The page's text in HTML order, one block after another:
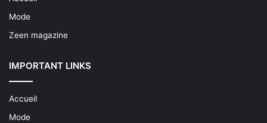
Mode
Zeen magazine
IMPORTANT LINKS
Accueil
Mode